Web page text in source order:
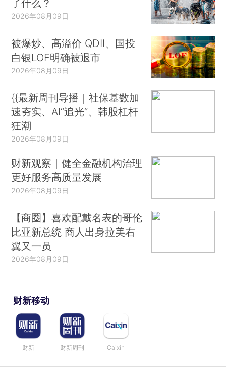
了什么？
2026年08月09日
被爆炒、高溢价 QDII、国投
白银LOF明确被退市
2026年08月09日
{{最新周刊导播｜社保基数加
速夯实、AI“追光”、韩股杠杆
狂潮
2026年08月09日
财新观察｜健全金融机构治理
更好服务高质量发展
2026年08月09日
【商圈】喜欢配戴名表的哥伦
比亚新总统 商人出身拉美右
翼又一员
2026年08月09日
财新移动
财新 财新周刊 Caixin